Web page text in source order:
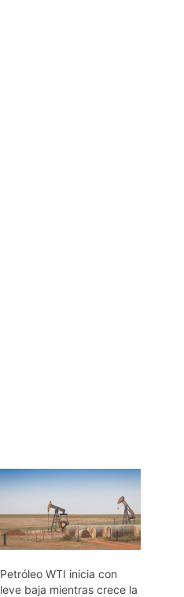
Petróleo WTI inicia con
leve baja mientras crece la